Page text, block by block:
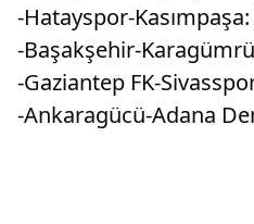
-Hatayspor-
-Başakşehir-
-Gaziantep FK-
-Ankaragücü-Adana